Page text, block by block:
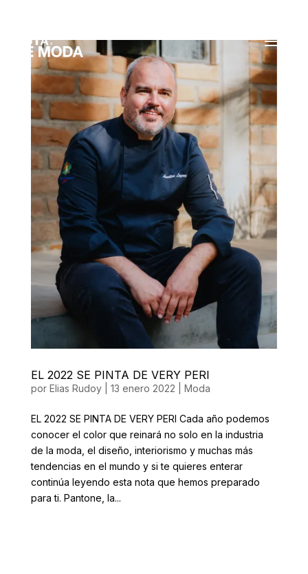
EL 2022 SE PINTA DE VERY PERI
por Elias Rudoy| 13 enero 2022 Moda
EL 2022 SE PINTA DE VERY PERI Cada año podemos
conocer el color que reinará no solo en la industria
de la moda, el diseño, interiorismo y muchas más
tendencias en el mundo y si te quieres enterar
continúa leyendo esta nota que hemos preparado
para ti. Pantone, la...